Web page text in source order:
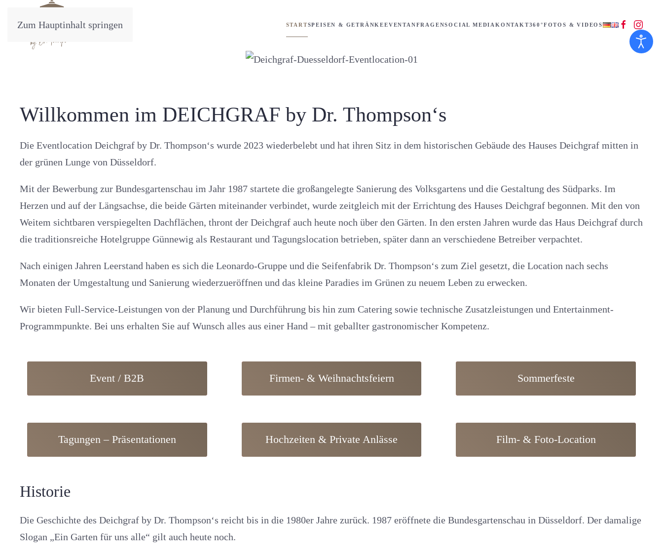
Zum Hauptinhalt springen STARTSPEISEN & GETRÄNKEEVENTANFRAGENSOCIAL MEDIA KONTAKT360°FOTOS & VIDEOS
Willkommen im DEICHGRAF by Dr. Thompson‘s
Die Eventlocation Deichgraf by Dr. Thompson‘s wurde 2023 wiederbelebt und hat ihren Sitz in dem historischen Gebäude des Hauses Deichgraf mitten in
der grünen Lunge von Düsseldorf.
Mit der Bewerbung zur Bundesgartenschau im Jahr 1987 startete die großangelegte Sanierung des Volksgartens und die Gestaltung des Südparks. Im
Herzen und auf der Längsachse, die beide Gärten miteinander verbindet, wurde zeitgleich mit der Errichtung des Hauses Deichgraf begonnen. Mit den von
Weitem sichtbaren verspiegelten Dachflächen, thront der Deichgraf auch heute noch über den Gärten. In den ersten Jahren wurde das Haus Deichgraf durch
die traditionsreiche Hotelgruppe Günnewig als Restaurant und Tagungslocation betrieben, später dann an verschiedene Betreiber verpachtet.
Nach einigen Jahren Leerstand haben es sich die Leonardo-Gruppe und die Seifenfabrik Dr. Thompson‘s zum Ziel gesetzt, die Location nach sechs
Monaten der Umgestaltung und Sanierung wiederzueröffnen und das kleine Paradies im Grünen zu neuem Leben zu erwecken.
Wir bieten Full-Service-Leistungen von der Planung und Durchführung bis hin zum Catering sowie technische Zusatzleistungen und Entertainment-
Programmpunkte. Bei uns erhalten Sie auf Wunsch alles aus einer Hand – mit geballter gastronomischer Kompetenz.
Event / B2B Firmen- & Weihnachtsfeiern Sommerfeste
Tagungen – Präsentationen Hochzeiten & Private Anlässe Film- & Foto-Location
Historie
Die Geschichte des Deichgraf by Dr. Thompson‘s reicht bis in die 1980er Jahre zurück. 1987 eröffnete die Bundesgartenschau in Düsseldorf. Der damalige
Slogan „Ein Garten für uns alle“ gilt auch heute noch.